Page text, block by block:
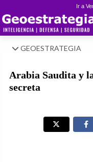
Ir a
GEOESTRATEGIA
Arabia Saudita y
secreta